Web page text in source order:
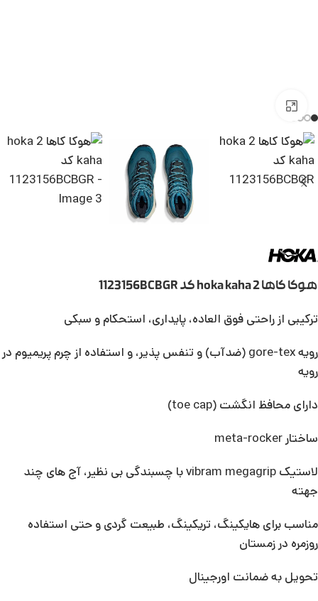
هوکا کاها 2 hoka kaha کد 1123156BCBGR
ترکیبی از راحتی فوق العاده، پایداری، استحکام و سبکی
رویه gore-tex (ضدآب) و تنفس پذیر، و استفاده از چرم پریمیوم در
رویه
دارای محافظ انگشت (toe cap)
ساختار meta-rocker
لاستیک vibram megagrip با چسبندگی بی نظیر، آج های چند
جهته
مناسب برای هایکینگ، تریکینگ، طبیعت گردی و حتی استفاده
روزمره در زمستان
تحویل به ضمانت اورجینال